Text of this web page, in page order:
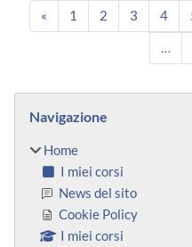
« Pagina precedente
1 Pagina 1
2 Pagina 2
3 Pagina 3
4
…
Blocchi
Navigazione
Home
I miei corsi
News del sito
Cookie Policy
I miei corsi